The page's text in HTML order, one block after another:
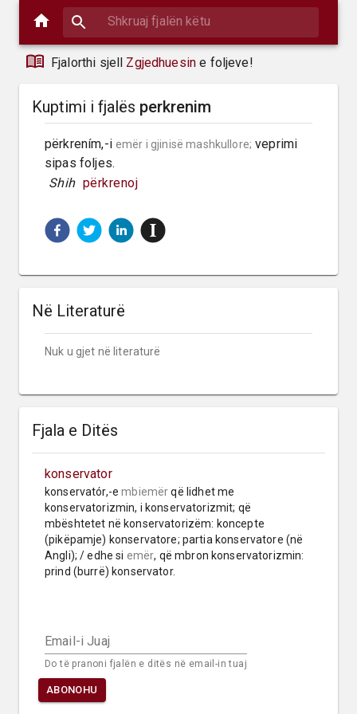
Fjalorthi sjell Zgjedhuesin e foljeve!
Kuptimi i fjalës perkrenim
përkrením,-i emër i gjinisë mashkullore; veprimi
sipas foljes.
Shih përkrenoj
Në Literaturë
Nuk u gjet në literaturë
Fjala e Ditës
konservator
konservatór,-e mbiemër që lidhet me
konservatorizmin, i konservatorizmit; që
mbështetet në konservatorizëm: koncepte
(pikëpamje) konservatore; partia konservatore (në
Angli); / edhe si emër, që mbron konservatorizmin:
prind (burrë) konservator.
Email-i Juaj
Do të pranoni fjalën e ditës në email-in tuaj
ABONOHU